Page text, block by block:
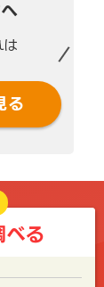
は
る
べる